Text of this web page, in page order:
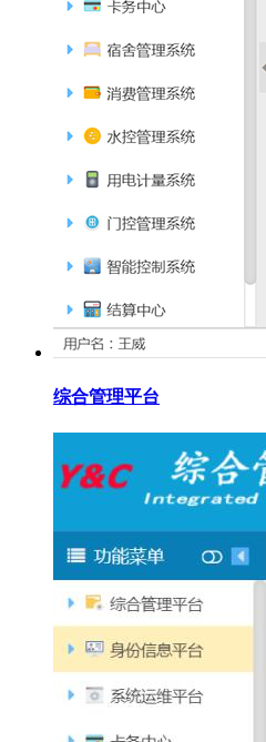
综合管理平台